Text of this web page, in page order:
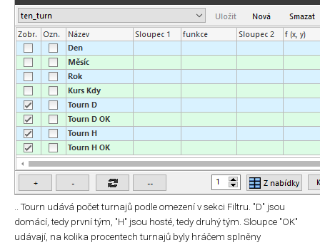
.. Tourn udává počet turnajů podle omezení v sekci Filtru. "D" jsou
domácí, tedy první tým, "H" jsou hosté, tedy druhý tým. Sloupce "OK"
udávají, na kolika procentech turnajů byly hráčem splněny